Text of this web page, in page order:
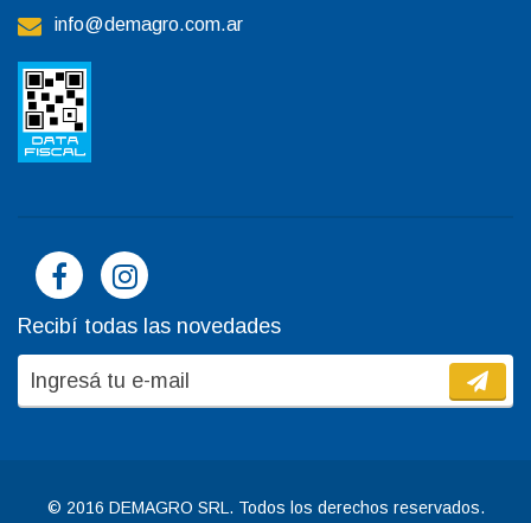
info@demagro.com.ar
Recibí todas las novedades
© 2016 DEMAGRO SRL. Todos los derechos reservados.